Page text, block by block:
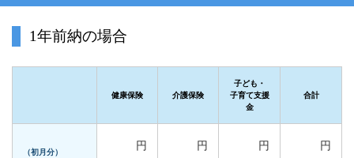
1年前納の場合
健康保険 介護保険
子ども・
子育て支援
金
合計
（初月分）
円 円 円 円